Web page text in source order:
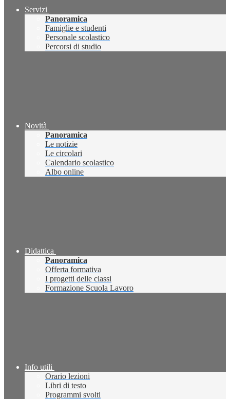
Servizi
Panoramica
Famiglie e studenti
Personale scolastico
Percorsi di studio
Novità
Panoramica
Le notizie
Le circolari
Calendario scolastico
Albo online
Didattica
Panoramica
Offerta formativa
I progetti delle classi
Formazione Scuola Lavoro
Info utili
Orario lezioni
Libri di testo
Programmi svolti